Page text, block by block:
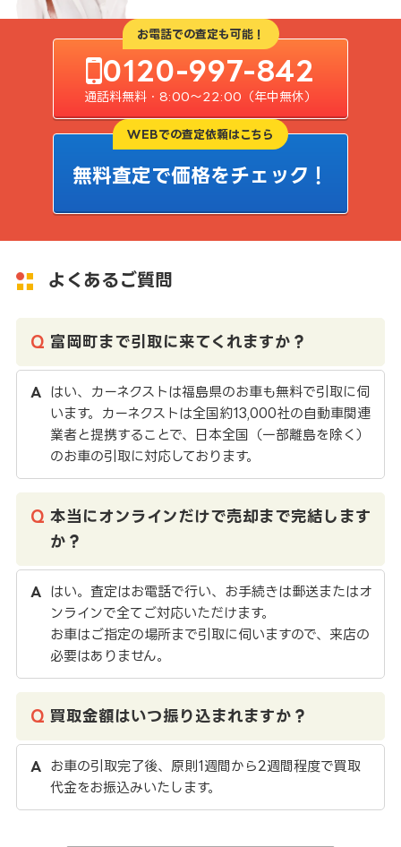
お電話での査定も可能！
0120-997-842
通話料無料・8:00〜22:00（年中無休）
WEBでの査定依頼はこちら
無料査定で価格をチェック！
よくあるご質問
富岡町まで引取に来てくれますか？
はい、カーネクストは福島県のお車も無料で引取に伺
います。カーネクストは全国約13,000社の自動車関連
業者と提携することで、日本全国（一部離島を除く）
のお車の引取に対応しております。
本当にオンラインだけで売却まで完結します
か？
はい。査定はお電話で行い、お手続きは郵送またはオ
ンラインで全てご対応いただけます。
お車はご指定の場所まで引取に伺いますので、来店の
必要はありません。
買取金額はいつ振り込まれますか？
お車の引取完了後、原則1週間から2週間程度で買取
代金をお振込みいたします。